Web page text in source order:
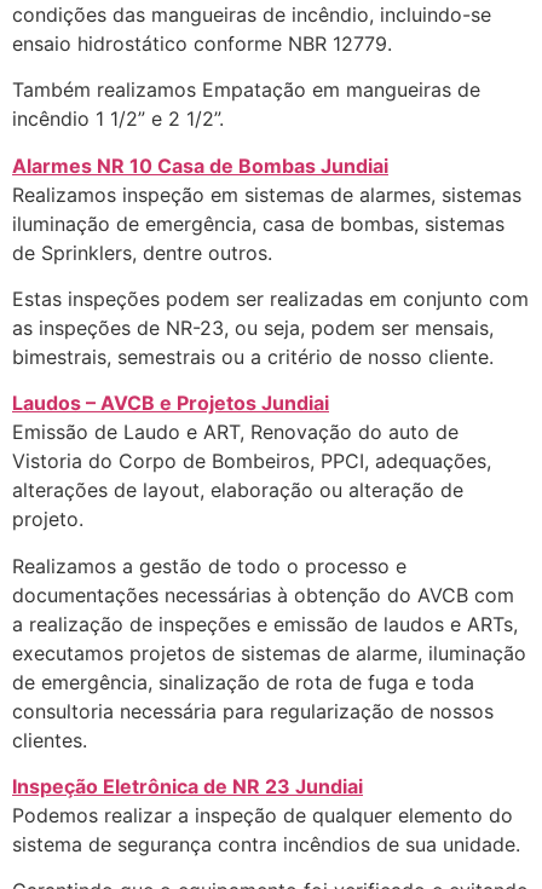
condições das mangueiras de incêndio, incluindo-se
ensaio hidrostático conforme NBR 12779.
Também realizamos Empatação em mangueiras de
incêndio 1 1/2” e 2 1/2”.
Alarmes NR 10 Casa de Bombas Jundiai
Realizamos inspeção em sistemas de alarmes, sistemas
iluminação de emergência, casa de bombas, sistemas
de Sprinklers, dentre outros.
Estas inspeções podem ser realizadas em conjunto com
as inspeções de NR-23, ou seja, podem ser mensais,
bimestrais, semestrais ou a critério de nosso cliente.
Laudos – AVCB e Projetos Jundiai
Emissão de Laudo e ART, Renovação do auto de
Vistoria do Corpo de Bombeiros, PPCI, adequações,
alterações de layout, elaboração ou alteração de
projeto.
Realizamos a gestão de todo o processo e
documentações necessárias à obtenção do AVCB com
a realização de inspeções e emissão de laudos e ARTs,
executamos projetos de sistemas de alarme, iluminação
de emergência, sinalização de rota de fuga e toda
consultoria necessária para regularização de nossos
clientes.
Inspeção Eletrônica de NR 23 Jundiai
Podemos realizar a inspeção de qualquer elemento do
sistema de segurança contra incêndios de sua unidade.